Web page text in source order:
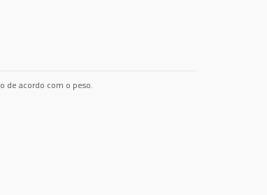
de acordo com o peso.